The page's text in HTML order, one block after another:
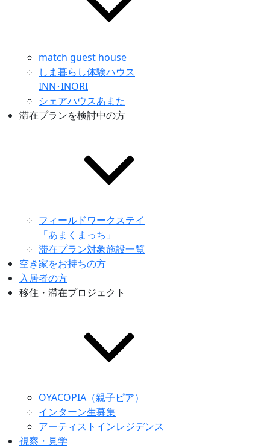
match guest house
しま暮らし体験ハウス
INN･INORI
シェアハウスあまた
滞在プランを検討中の方
フィールドワークステイ
「あまくまっち」
滞在プラン対象施設一覧
空き家をお持ちの方
入居者の方
移住・滞在プロジェクト
OYACOPIA（親子ピア）
インターン生募集
アーティストインレジデンス
視察・見学